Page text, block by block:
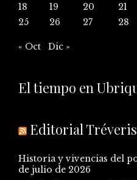
18
19 20 21
25
26 27 28
« Oct Dic »
El tiempo en
Editorial Tréveris
Historia y vivencias del
de julio de 2026